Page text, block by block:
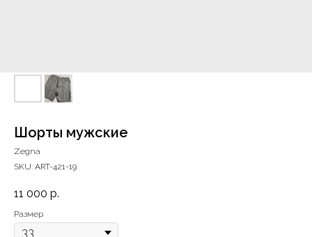
Шорты мужские
Zegna
SKU: ART-421-19
11 000 р.
Размер